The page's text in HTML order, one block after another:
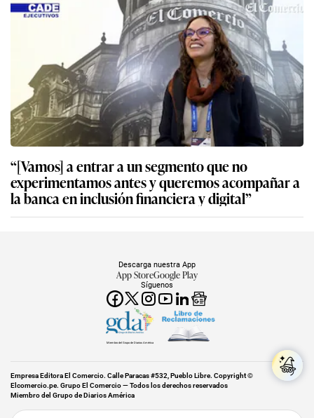
“[Vamos] a entrar a un segmento que no
experimentamos antes y queremos acompañar a
la banca en inclusión financiera y digital”
Síguenos
Descarga nuestra App
App StoreGoogle Play
Miembro del Grupo de Diarios América
Empresa Editora El Comercio. Calle Paracas #532, Pueblo Libre. Copyright ©
Elcomercio.pe. Grupo El Comercio — Todos los derechos reservados
Miembro del Grupo de Diarios América